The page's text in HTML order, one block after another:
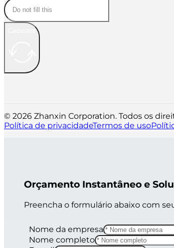
Cadastrar
© 2026 Zhanxin Corporation. Todos os
Política de privacidadeTermos de uso
Orçamento Instantâneo e
Preencha o formulário abaixo com
Nome da empresa
Nome completo